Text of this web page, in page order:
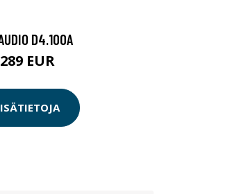
D4.100A
289 EUR